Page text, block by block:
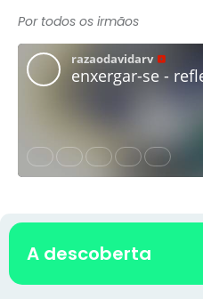
Por todos os irmãos
A descoberta